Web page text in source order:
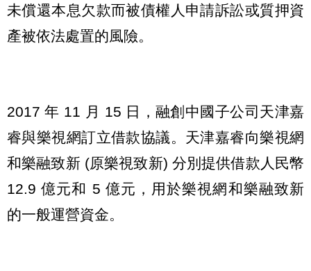
未償還本息欠款而被債權人申請訴訟或質押資
產被依法處置的風險。
2017 年 11 月 15 日，融創中國子公司天津嘉
睿與樂視網訂立借款協議。天津嘉睿向樂視網
和樂融致新 (原樂視致新) 分別提供借款人民幣
12.9 億元和 5 億元，用於樂視網和樂融致新
的一般運營資金。